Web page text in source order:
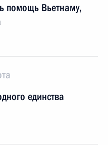
помощь Вьетнаму,
единства